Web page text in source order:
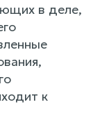
в деле,
к